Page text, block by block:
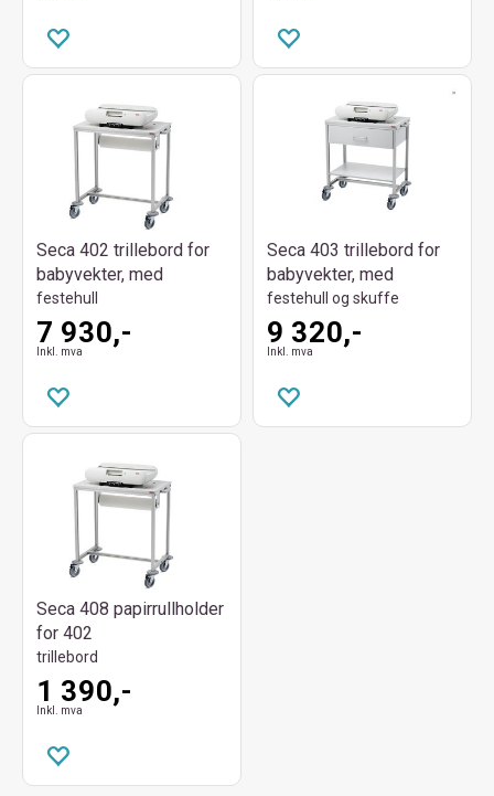
Seca 402 trillebord for
babyvekter, med
festehull
7 930,-
Inkl. mva
Seca 403 trillebord for
babyvekter, med
festehull og skuffe
9 320,-
Inkl. mva
Seca 408 papirrullholder
for 402
trillebord
1 390,-
Inkl. mva